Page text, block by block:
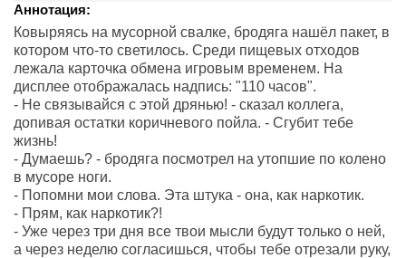
Аннотация:
Ковыряясь на мусорной свалке, бродяга нашёл пакет, в
котором что-то светилось. Среди пищевых отходов
лежала карточка обмена игровым временем. На
дисплее отображалась надпись: "110 часов".
- Не связывайся с этой дрянью! - сказал коллега,
допивая остатки коричневого пойла. - Сгубит тебе
жизнь!
- Думаешь? - бродяга посмотрел на утопшие по колено
в мусоре ноги.
- Попомни мои слова. Эта штука - она, как наркотик.
- Прям, как наркотик?!
- Уже через три дня все твои мысли будут только о ней,
а через неделю согласишься, чтобы тебе отрезали руку,